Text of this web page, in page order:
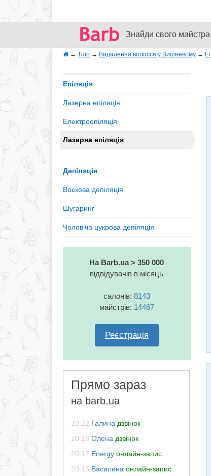
Знайди свого майстра
→ Тіло → Видалення волосся у Вишневому →
Епіляція
Лазерна епіляція
Електроепіляція
Лазерна епіляція
Депіляція
Воскова депіляція
Шугаринг
Чоловіча цукрова депіляція
На Barb.ua > 350 000
відвідувачів в місяць
салонів: 8143
майстрів: 14467
Реєстрація
Прямо зараз
на barb.ua
20:22 Галина дзвінок
20:18 Олена дзвінок
20:17 Energy онлайн-запис
20:15 Василина онлайн-запис